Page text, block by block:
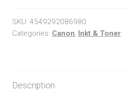
quantity
SKU: 4549292086980
Categories: Canon, Inkt & Toner
Description